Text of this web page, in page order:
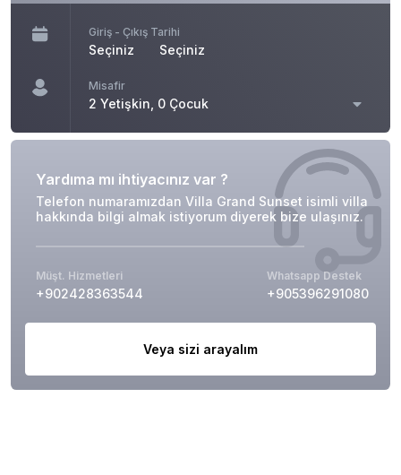
Giriş - Çıkış Tarihi
Seçiniz Seçiniz
Misafir
2 Yetişkin, 0 Çocuk
Yardıma mı ihtiyacınız var ?
Telefon numaramızdan Villa Grand Sunset isimli villa
hakkında bilgi almak istiyorum diyerek bize ulaşınız.
Müşt. Hizmetleri
+902428363544
Whatsapp Destek
+905396291080
Veya sizi arayalım